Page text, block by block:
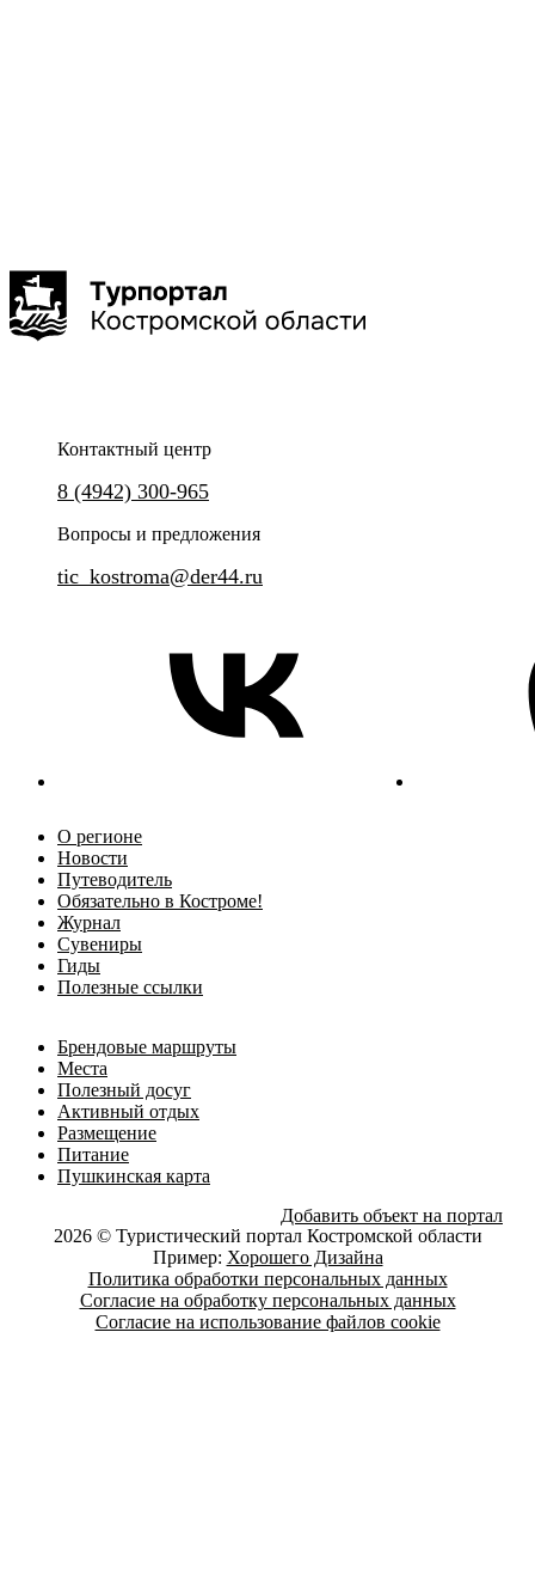
Контактный центр
8 (4942) 300-965
Вопросы и предложения
tic_kostroma@der44.ru
О регионе
Новости
Путеводитель
Обязательно в Костроме!
Журнал
Сувениры
Гиды
Полезные ссылки
Брендовые маршруты
Места
Полезный досуг
Активный отдых
Размещение
Питание
Пушкинская карта
Добавить объект на портал
2026 © Туристический портал Костромской области
Пример: Хорошего Дизайна
Политика обработки персональных данных
Согласие на обработку персональных данных
Согласие на использование файлов cookie